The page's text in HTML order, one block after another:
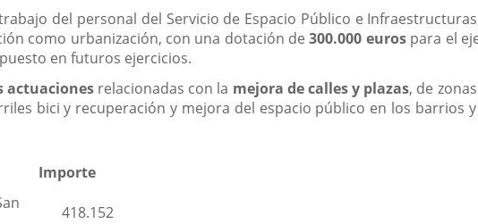
del personal del Servicio de Espacio Público e
como urbanización, con una dotación de300.000 eurospara el
en futuros ejercicios.
actuacionesrelacionadas con la mejora de calles y plazas, de
bici y recuperación y mejora del espacio público en los barrios
Importe
418.152